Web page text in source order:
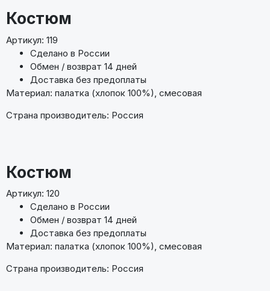
Костюм
Артикул: 119
Сделано в России
Обмен / возврат 14 дней
Доставка без предоплаты
Материал: палатка (хлопок 100%), смесовая
Страна производитель: Россия
Костюм
Артикул: 120
Сделано в России
Обмен / возврат 14 дней
Доставка без предоплаты
Материал: палатка (хлопок 100%), смесовая
Страна производитель: Россия